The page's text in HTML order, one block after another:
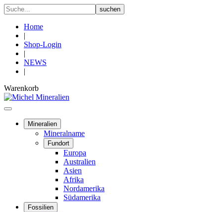
Home
|
Shop-Login
|
NEWS
|
Warenkorb
Mineralien
Mineralname
Fundort
Europa
Australien
Asien
Afrika
Nordamerika
Südamerika
Fossilien